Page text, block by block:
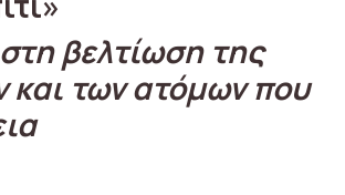
βελτίωση της
και των ατόμων που